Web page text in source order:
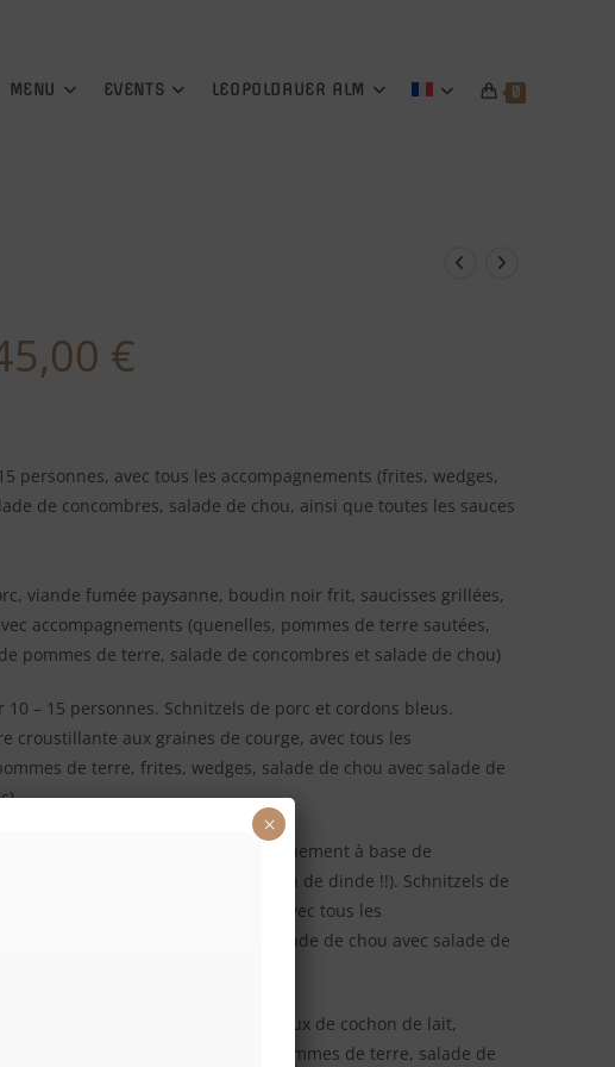
MENU EVENTS LEOPOLDAUER ALM 0
€
personnes, avec tous les accompagnements (frites, wedges,
de concombres, salade de chou, ainsi que toutes les sauces
viande fumée paysanne, boudin noir frit, saucisses grillées,
accompagnements (quenelles, pommes de terre sautées,
pommes de terre, salade de concombres et salade de chou)
10 – 15 personnes. Schnitzels de porc et cordons bleus.
croustillante aux graines de courge, avec tous les
de terre, frites, wedges, salade de chou avec salade de
»
pour 10 – 15 personnes, uniquement à base de
et cordons bleus de poulet (jambon de dinde !!). Schnitzels de
aux graines de courge, avec tous les
de terre, frites, wedges), salade de chou avec salade de
10 – 15 personnes avec des morceaux de cochon de lait,
accompagnements (salade de pommes de terre, salade de
×